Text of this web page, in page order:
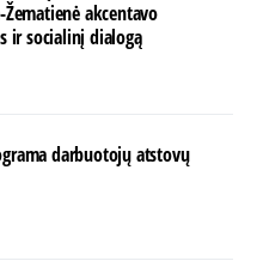
akcentavo
ir socialinį dialogą
darbuotojų atstovų